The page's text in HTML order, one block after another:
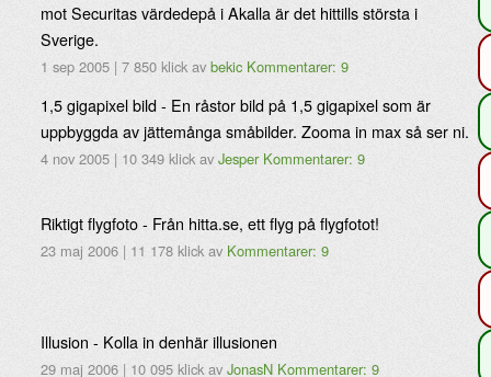
mot Securitas värdedepå i Akalla är det hittills största i
Sverige.
1 sep 2005 | 7 850 klick av bekic Kommentarer: 9
1,5 gigapixel bild - En råstor bild på 1,5 gigapixel som är
uppbyggda av jättemånga småbilder. Zooma in max så ser ni.
4 nov 2005 | 10 349 klick av Jesper Kommentarer: 9
Riktigt flygfoto - Från hitta.se, ett flyg på flygfotot!
23 maj 2006 | 11 178 klickav Kommentarer: 9
Illusion - Kolla in denhär illusionen
29 maj 2006 | 10 095 klickav JonasN Kommentarer: 9